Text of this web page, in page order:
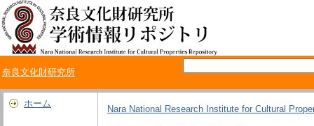
奈良文化財研究所
ホーム
Nara National Research Institute for Cultural